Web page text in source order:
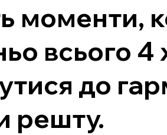
моменти,
всього
до
решту.